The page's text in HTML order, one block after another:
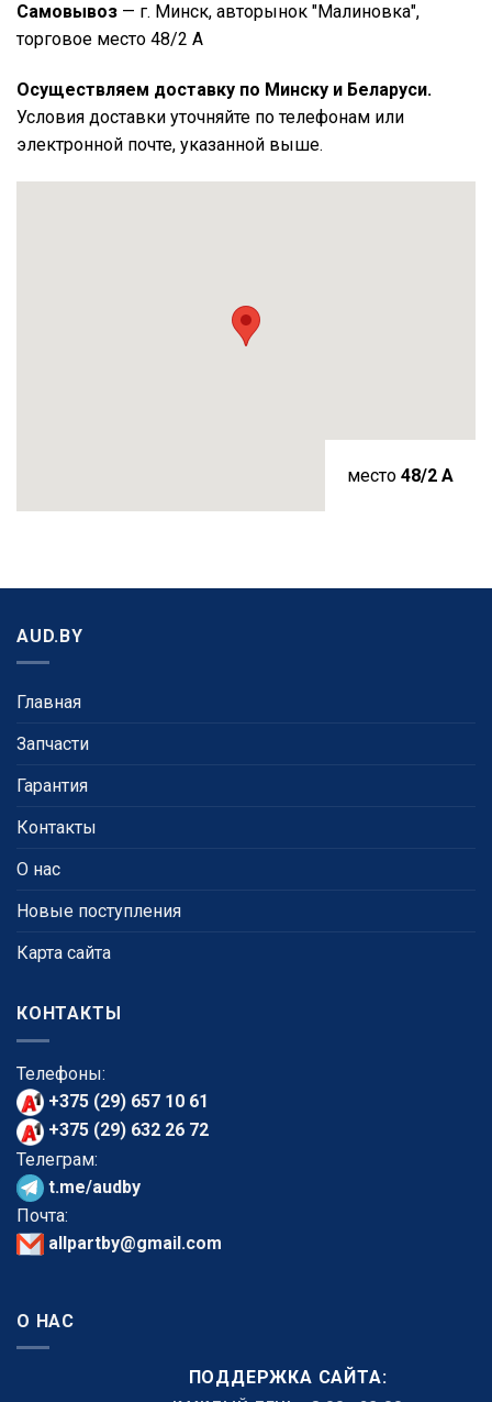
Самовывоз — г. Минск, авторынок "Малиновка",
торговое место 48/2 А
Осуществляем доставку по Минску и Беларуси.
Условия доставки уточняйте по телефонам или
электронной почте, указанной выше.
место 48/2 A
AUD.BY
Главная
Запчасти
Гарантия
Контакты
О нас
Новые поступления
Карта сайта
КОНТАКТЫ
Телефоны:
+375 (29) 657 10 61
+375 (29) 632 26 72
Телеграм:
t.me/audby
Почта:
allpartby@gmail.com
О НАС
ПОДДЕРЖКА САЙТА: